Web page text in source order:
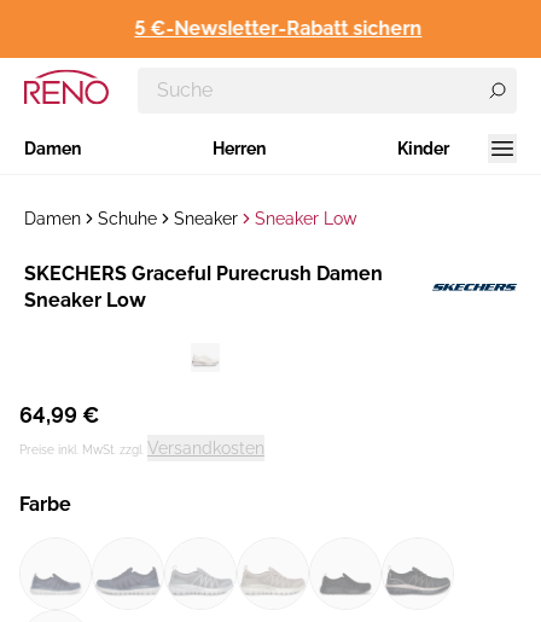
5 €-Newsletter-Rabatt sichern
Damen Herren Kinder
Damen Schuhe Sneaker Sneaker Low
Hersteller:
SKECHERS Graceful Purecrush Damen
Sneaker Low
64,99 €
Preise inkl. MwSt. zzgl. Versandkosten
Farbe